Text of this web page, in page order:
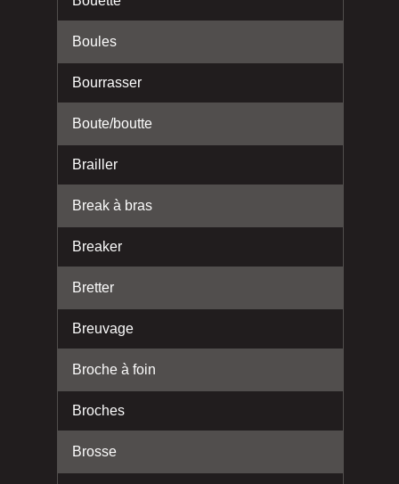
Boules
Bourrasser
Boute/boutte
Brailler
Break à bras
Breaker
Bretter
Breuvage
Broche à foin
Broches
Brosse